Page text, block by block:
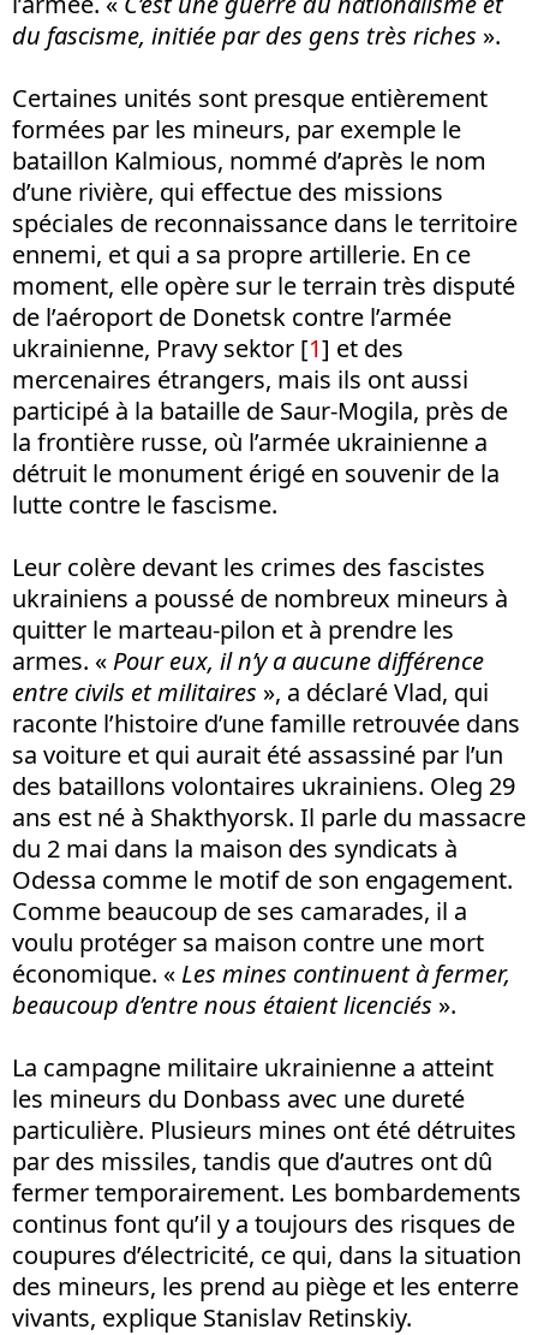
du fascisme, initiée par des gens très riches ».
Certaines unités sont presque entièrement
formées par les mineurs, par exemple le
bataillon Kalmious, nommé d’après le nom
d’une rivière, qui effectue des missions
spéciales de reconnaissance dans le territoire
ennemi, et qui a sa propre artillerie. En ce
moment, elle opère sur le terrain très disputé
de l’aéroport de Donetsk contre l’armée
ukrainienne, Pravy sektor [1] et des
mercenaires étrangers, mais ils ont aussi
participé à la bataille de Saur-Mogila, près de
la frontière russe, où l’armée ukrainienne a
détruit le monument érigé en souvenir de la
lutte contre le fascisme.
Leur colère devant les crimes des fascistes
ukrainiens a poussé de nombreux mineurs à
quitter le marteau-pilon et à prendre les
armes. « Pour eux, il n’y a aucune différence
entre civils et militaires », a déclaré Vlad, qui
raconte l’histoire d’une famille retrouvée dans
sa voiture et qui aurait été assassiné par l’un
des bataillons volontaires ukrainiens. Oleg 29
ans est né à Shakthyorsk. Il parle du massacre
du 2 mai dans la maison des syndicats à
Odessa comme le motif de son engagement.
Comme beaucoup de ses camarades, il a
voulu protéger sa maison contre une mort
économique. « Les mines continuent à fermer,
beaucoup d’entre nous étaient licenciés ».
La campagne militaire ukrainienne a atteint
les mineurs du Donbass avec une dureté
particulière. Plusieurs mines ont été détruites
par des missiles, tandis que d’autres ont dû
fermer temporairement. Les bombardements
continus font qu’il y a toujours des risques de
coupures d’électricité, ce qui, dans la situation
des mineurs, les prend au piège et les enterre
vivants, explique Stanislav Retinskiy.